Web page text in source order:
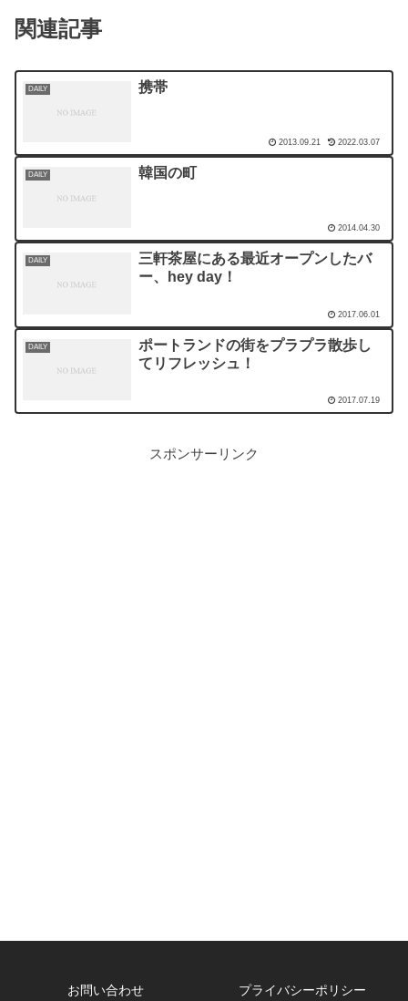
関連記事
DAILY 携帯
2013.09.21 2022.03.07
DAILY 韓国の町
2014.04.30
DAILY
三軒茶屋にある最近オープンしたバ
ー、hey day！
2017.06.01
DAILY
ポートランドの街をプラプラ散歩し
てリフレッシュ！
2017.07.19
スポンサーリンク
お問い合わせ プライバシーポリシー